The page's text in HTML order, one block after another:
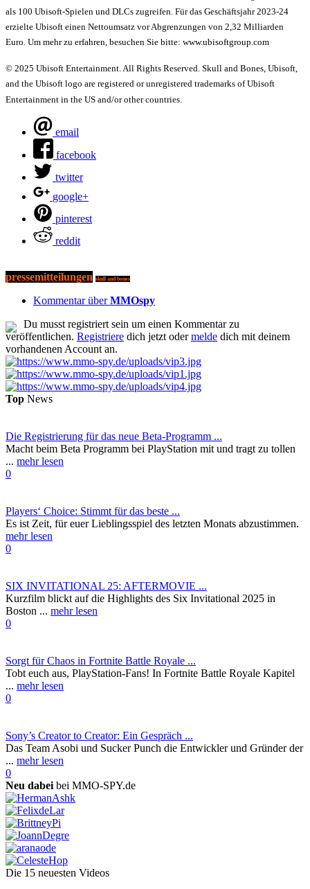
als 100 Ubisoft-Spielen und DLCs zugreifen. Für das Geschäftsjahr 2023-24
erzielte Ubisoft einen Nettoumsatz vor Abgrenzungen von 2,32 Milliarden
Euro. Um mehr zu erfahren, besuchen Sie bitte: www.ubisoftgroup.com
© 2025 Ubisoft Entertainment. All Rights Reserved. Skull and Bones, Ubisoft,
and the Ubisoft logo are registered or unregistered trademarks of Ubisoft
Entertainment in the US and/or other countries.
email
facebook
twitter
google+
pinterest
reddit
pressemitteilungen skull and bones
Kommentar überMMOspy
Du musst registriert sein um einen Kommentar zu
veröffentlichen. Registriere dich jetzt odermelde dich mit deinem
vorhandenen Account an.
Top News
Die Registrierung für das neue Beta-Programm ...
Macht beim Beta Programm bei PlayStation mit und tragt zu tollen
... mehr lesen
0
Players‘ Choice: Stimmt für das beste ...
Es ist Zeit, für euer Lieblingsspiel des letzten Monats abzustimmen.
mehr lesen
0
SIX INVITATIONAL 25: AFTERMOVIE ...
Kurzfilm blickt auf die Highlights des Six Invitational 2025 in
Boston ... mehr lesen
0
Sorgt für Chaos in Fortnite Battle Royale ...
Tobt euch aus, PlayStation-Fans! In Fortnite Battle Royale Kapitel
... mehr lesen
0
Sony’s Creator to Creator: Ein Gespräch ...
Das Team Asobi und Sucker Punch die Entwickler und Gründer der
... mehr lesen
0
Neu dabei bei MMO-SPY.de
Die 15 neuesten Videos